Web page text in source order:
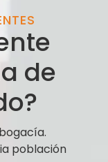
de
población